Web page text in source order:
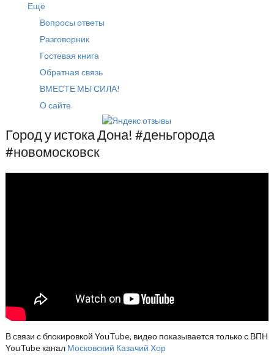
Ещё
Вопросы ответы
Разговорник
Гостевая книга
Обратная связь
ВМЕСТЕ МЫ СИЛА!
О сайте
Город у истока Дона! #деньгорода
#новомосковск
В связи с блокировкой YouTube, видео показывается только с ВПН
YouTube канал Московский Казачий Хор